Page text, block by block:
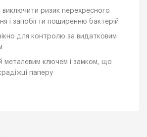
ризик перехресного
і запобігти поширенню бактерій
для контролю за видатковим
металевим ключем і замком, що
паперу